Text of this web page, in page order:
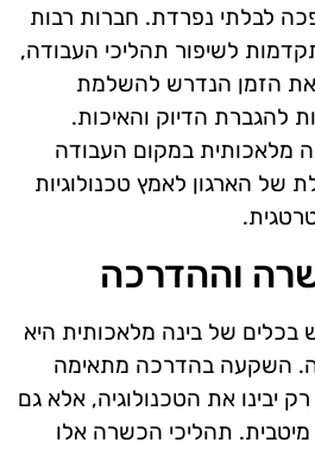
לבלתי נפרדת. חברות רבות
לשיפור תהליכי העבודה,
הזמן הנדרש להשלמת
להגברת הדיוק והאיכות.
מלאכותית במקום העבודה
של הארגון לאמץ טכנולוגיות
וההדרכה
בכלים של בינה מלאכותית היא
השקעה בהדרכה מתאימה
יבינו את הטכנולוגיה, אלא גם
תהליכי הכשרה אלו